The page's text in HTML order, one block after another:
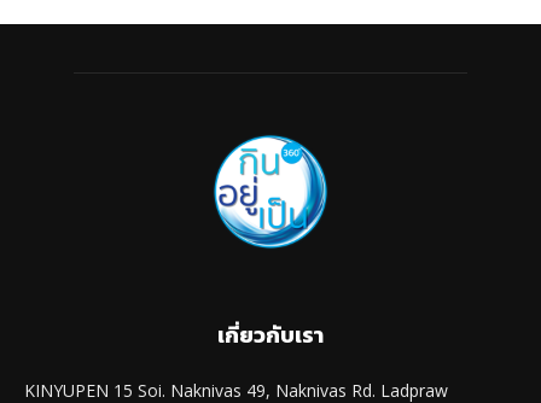
เกี่ยวกับเรา
KINYUPEN 15 Soi. Naknivas 49, Naknivas Rd. Ladpraw